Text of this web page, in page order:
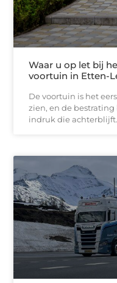
Waar u op let bij
voortuin in Etten-
De voortuin is het
zien, en de
indruk die